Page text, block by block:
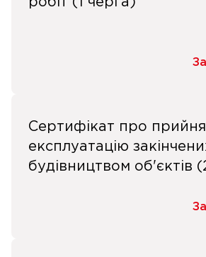
Сертифікат про
експлуатацію
будівництвом об'єктів